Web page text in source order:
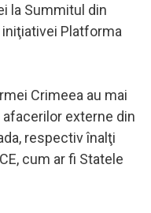
la Summitul din
Platforma
Crimeea au mai
externe din
respectiv înalţi
cum ar fi Statele